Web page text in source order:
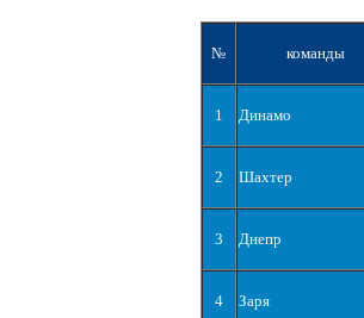
№ команды
1 Динамо
2 Шахтер
3 Днепр
4 Заря